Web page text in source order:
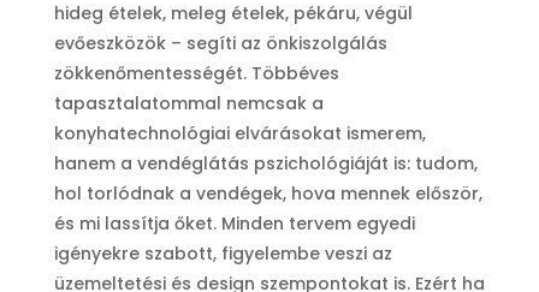
hideg ételek, meleg ételek, pékáru, végül
evőeszközök – segíti az önkiszolgálás
zökkenőmentességét. Többéves
tapasztalatommal nemcsak a
konyhatechnológiai elvárásokat ismerem,
hanem a vendéglátás pszichológiáját is: tudom,
hol torlódnak a vendégek, hova mennek először,
és mi lassítja őket. Minden tervem egyedi
igényekre szabott, figyelembe veszi az
üzemeltetési és design szempontokat is. Ezért ha